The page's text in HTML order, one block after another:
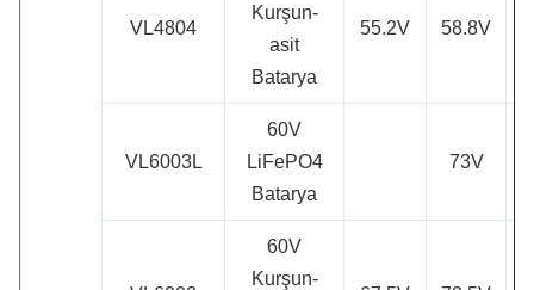
VL4804
Kurşun-
asit
Batarya
55.2V 58.8V
VL6003L
60V
LiFePO4
Batarya
73V
60V
Kurşun-